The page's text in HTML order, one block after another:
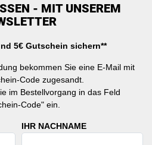
- MIT UNSEREM
5€ Gutschein sichern**
bekommen Sie eine E-Mail mit
Code zugesandt.
im Bestellvorgang in das Feld
Code" ein.
IHR NACHNAME